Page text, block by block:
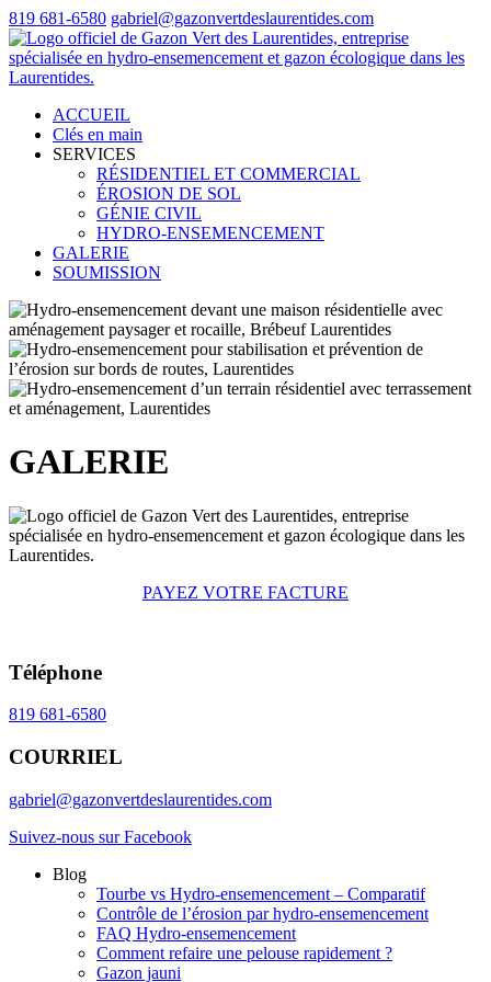
819 681-6580 gabriel@gazonvertdeslaurentides.com
ACCUEIL
Clés en main
SERVICES
RÉSIDENTIEL ET COMMERCIAL
ÉROSION DE SOL
GÉNIE CIVIL
HYDRO-ENSEMENCEMENT
GALERIE
SOUMISSION
GALERIE
PAYEZ VOTRE FACTURE
Téléphone
819 681-6580
COURRIEL
gabriel@gazonvertdeslaurentides.com
Suivez-nous sur Facebook
Blog
Tourbe vs Hydro-ensemencement – Comparatif
Contrôle de l’érosion par hydro-ensemencement
FAQ Hydro-ensemencement
Comment refaire une pelouse rapidement ?
Gazon jauni